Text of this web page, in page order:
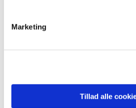
Marketing
Tillad alle
Præsten kan give sjælesorg
kontaktes på telefon 29 26
fridag) eller mail